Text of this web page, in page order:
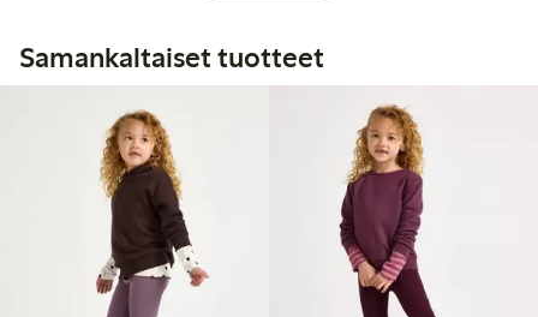
Samankaltaiset tuotteet